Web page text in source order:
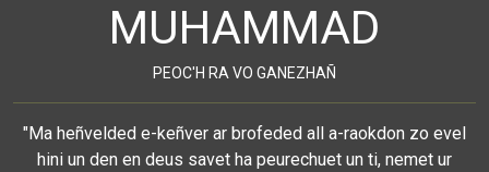
MUHAMMAD
PEOC'H RA VO GANEZHAÑ
"Ma heñvelded e-keñver ar brofeded all a-raokdon zo evel
hini un den en deus savet ha peurechuet un ti, nemet ur